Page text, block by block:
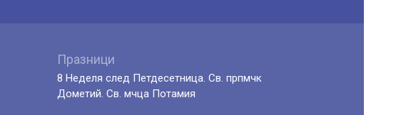
Празници
8 Неделя след Петдесетница. Св. прпмчк
Дометий. Св. мчца Потамия